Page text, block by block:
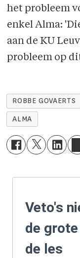
het probleem
enkel Alma:
aan de KU
probleem op
ROBBE GOVAERTS
ALMA
Veto's
de
de les